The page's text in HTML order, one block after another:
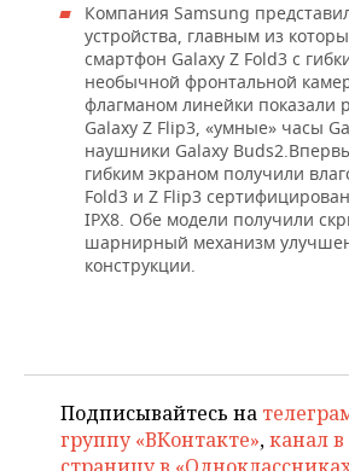
Компания Samsung
устройства, главным из
смартфон Galaxy Z Fold3 с
необычной фронтальной
флагманом линейки показали
Galaxy Z Flip3, «умные» часы
наушники Galaxy
гибким экраном получили
Fold3 и Z Flip3
IPX8. Обе модели получили
шарнирный механизм
конструкции.
Подписывайтесь на
группу «ВКонтакте»,канал в